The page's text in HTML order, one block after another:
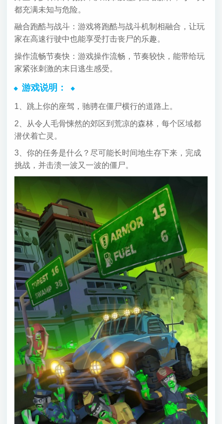
都充满未知与危险。
融合跑酷与战斗：游戏将跑酷与战斗机制相融合，让玩
家在高速行驶中也能享受打击丧尸的乐趣。
操作流畅节奏快：游戏操作流畅，节奏较快，能带给玩
家紧张刺激的末日逃生感受。
游戏说明：
1、跳上你的座驾，驰骋在僵尸横行的道路上。
2、从令人毛骨悚然的郊区到荒凉的森林，每个区域都
潜伏着亡灵。
3、你的任务是什么？尽可能长时间地生存下来，完成
挑战，并击溃一波又一波的僵尸。